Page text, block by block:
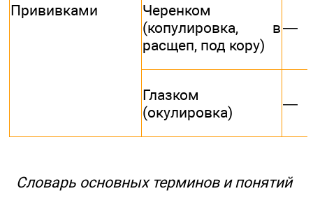
Прививками
Черенком
(копулировка, в
расщеп, под кору)
—
Глазком
(окулировка)
—
Словарь основных терминов и понятий